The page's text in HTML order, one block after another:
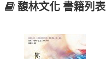
馥林文化 書籍列表